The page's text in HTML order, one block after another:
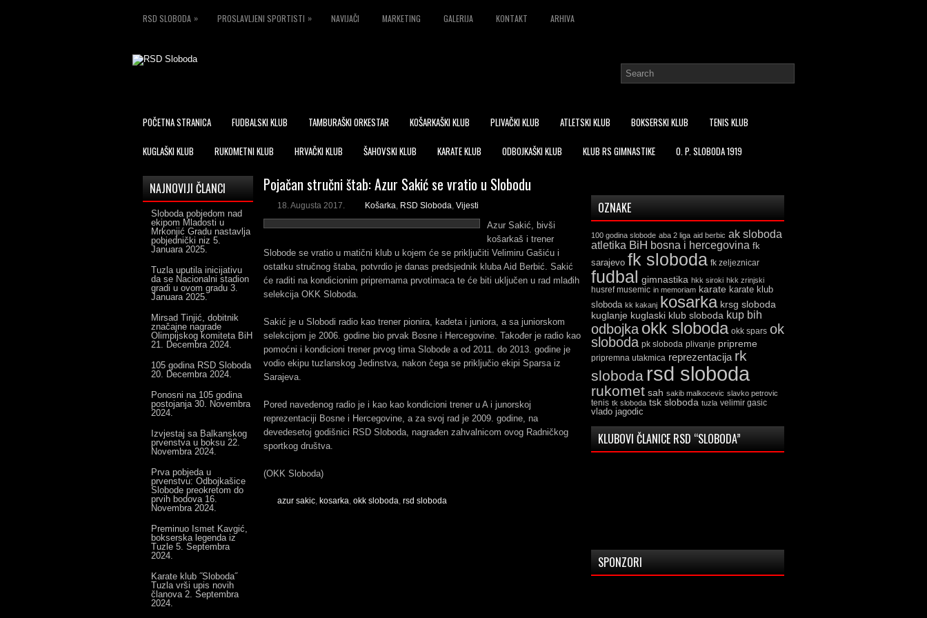
RSD SLOBODA » PROSLAVLJENI SPORTISTI » NAVIJAČI MARKETING GALERIJA KONTAKT ARHIVA
POČETNA STRANICA FUDBALSKI KLUB TAMBURAŠKI ORKESTAR KOŠARKAŠKI KLUB PLIVAČKI KLUB ATLETSKI KLUB BOKSERSKI KLUB TENIS KLUB
KUGLAŠKI KLUB RUKOMETNI KLUB HRVAČKI KLUB ŠAHOVSKI KLUB KARATE KLUB ODBOJKAŠKI KLUB KLUB RS GIMNASTIKE O. P. SLOBODA 1919
Pojačan stručni štab: Azur Sakić se vratio u Slobodu
18. Augusta 2017. Košarka, RSD Sloboda, Vijesti
Azur Sakić, bivši
košarkaš i trener
Slobode se vratio u matični klub u kojem će se priključiti Velimiru Gašiću i
ostatku stručnog štaba, potvrdio je danas predsjednik kluba Aid Berbić. Sakić
će raditi na kondicionim pripremama prvotimaca te će biti uključen u rad mlađih
selekcija OKK Sloboda.
Sakić je u Slobodi radio kao trener pionira, kadeta i juniora, a sa juniorskom
selekcijom je 2006. godine bio prvak Bosne i Hercegovine. Također je radio kao
pomoćni i kondicioni trener prvog tima Slobode a od 2011. do 2013. godine je
vodio ekipu tuzlanskog Jedinstva, nakon čega se priključio ekipi Sparsa iz
Sarajeva.
Pored navedenog radio je i kao kao kondicioni trener u A i junorskoj
reprezentaciji Bosne i Hercegovine, a za svoj rad je 2009. godine, na
devedesetoj godišnici RSD Sloboda, nagrađen zahvalnicom ovog Radničkog
sportkog društva.
(OKK Sloboda)
azur sakic, kosarka, okk sloboda, rsd sloboda
NAJNOVIJI ČLANCI
Sloboda pobjedom nad
ekipom Mladosti u
Mrkonjić Gradu nastavlja
pobjednički niz 5.
Januara 2025.
Tuzla uputila inicijativu
da se Nacionalni stadion
gradi u ovom gradu 3.
Januara 2025.
Mirsad Tinjić, dobitnik
značajne nagrade
Olimpijskog komiteta BiH
21. Decembra 2024.
105 godina RSD Sloboda
20. Decembra 2024.
Ponosni na 105 godina
postojanja 30. Novembra
2024.
Izvjestaj sa Balkanskog
prvenstva u boksu 22.
Novembra 2024.
Prva pobjeda u
prvenstvu: Odbojkašice
Slobode preokretom do
prvih bodova 16.
Novembra 2024.
Preminuo Ismet Kavgić,
bokserska legenda iz
Tuzle 5. Septembra
2024.
Karate klub ˝Sloboda˝
Tuzla vrši upis novih
članova 2. Septembra
2024.
OZNAKE
100 godina slobode aba 2 liga aid berbic ak sloboda
atletika BiH bosna i hercegovina fk
sarajevo fk sloboda fk zeljeznicar
fudbal gimnastika hkk siroki hkk zrinjski
husref musemic in memoriam karate karate klub
sloboda kk kakanj kosarka krsg sloboda
kuglanje kuglaski klub sloboda kup bih
odbojka okk sloboda okk spars ok
sloboda pk sloboda plivanje pripreme
pripremna utakmica reprezentacija rk
sloboda rsd sloboda
rukomet sah sakib malkocevic slavko petrovic
tenis tk sloboda tsk sloboda tuzla velimir gasic
vlado jagodic
KLUBOVI ČLANICE RSD “SLOBODA”
SPONZORI